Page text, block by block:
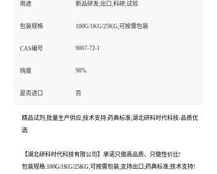
用途 新品研发;出口;科研;试验
包装规格 100G/1KG/25KG;可按需包装
CAS编号 9007-72-1
纯度 98%
是否进口 否
精品试剂;批量生产供应;技术支持;药典标准;湖北研科时代科技-品质优
选
【湖北研科时代科技有限公司】承诺只做高品质、只做性价比!
包装规格:100G/1KG/25KG;可按需包装;支持出口;药典标准;技术支持!